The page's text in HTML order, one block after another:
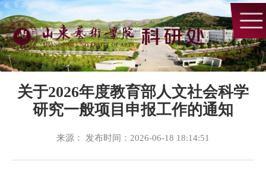
关于2026年度教育部人文社会科学
研究一般项目申报工作的通知
来源： 发布时间：2026-06-18 18:14:51